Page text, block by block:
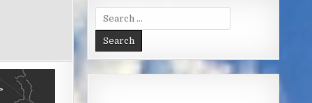
Search
for: